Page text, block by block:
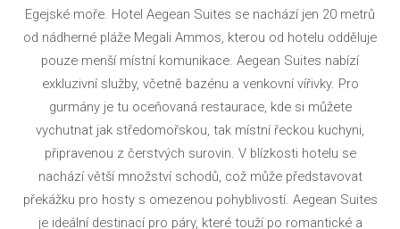
Egejské moře. Hotel Aegean Suites se nachází jen 20 metrů
od nádherné pláže Megali Ammos, kterou od hotelu odděluje
pouze menší místní komunikace. Aegean Suites nabízí
exkluzivní služby, včetně bazénu a venkovní vířivky. Pro
gurmány je tu oceňovaná restaurace, kde si můžete
vychutnat jak středomořskou, tak místní řeckou kuchyni,
připravenou z čerstvých surovin. V blízkosti hotelu se
nachází větší množství schodů, což může představovat
překážku pro hosty s omezenou pohyblivostí. Aegean Suites
je ideální destinací pro páry, které touží po romantické a